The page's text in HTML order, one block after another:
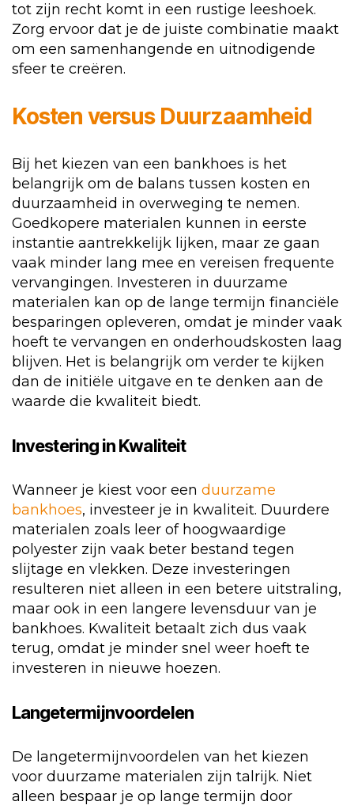
tot zijn recht komt in een rustige leeshoek.
Zorg ervoor dat je de juiste combinatie maakt
om een samenhangende en uitnodigende
sfeer te creëren.
Kosten versus Duurzaamheid
Bij het kiezen van een bankhoes is het
belangrijk om de balans tussen kosten en
duurzaamheid in overweging te nemen.
Goedkopere materialen kunnen in eerste
instantie aantrekkelijk lijken, maar ze gaan
vaak minder lang mee en vereisen frequente
vervangingen. Investeren in duurzame
materialen kan op de lange termijn financiële
besparingen opleveren, omdat je minder vaak
hoeft te vervangen en onderhoudskosten laag
blijven. Het is belangrijk om verder te kijken
dan de initiële uitgave en te denken aan de
waarde die kwaliteit biedt.
Investering in Kwaliteit
Wanneer je kiest voor een duurzame
bankhoes, investeer je in kwaliteit. Duurdere
materialen zoals leer of hoogwaardige
polyester zijn vaak beter bestand tegen
slijtage en vlekken. Deze investeringen
resulteren niet alleen in een betere uitstraling,
maar ook in een langere levensduur van je
bankhoes. Kwaliteit betaalt zich dus vaak
terug, omdat je minder snel weer hoeft te
investeren in nieuwe hoezen.
Langetermijnvoordelen
De langetermijnvoordelen van het kiezen
voor duurzame materialen zijn talrijk. Niet
alleen bespaar je op lange termijn door